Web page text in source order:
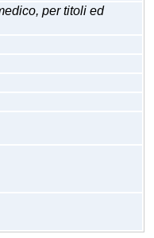
per titoli ed